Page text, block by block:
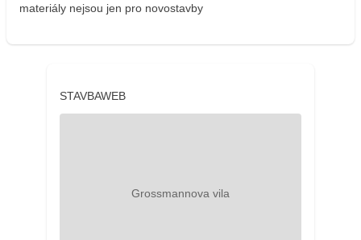
materiály nejsou jen pro novostavby
STAVBAWEB